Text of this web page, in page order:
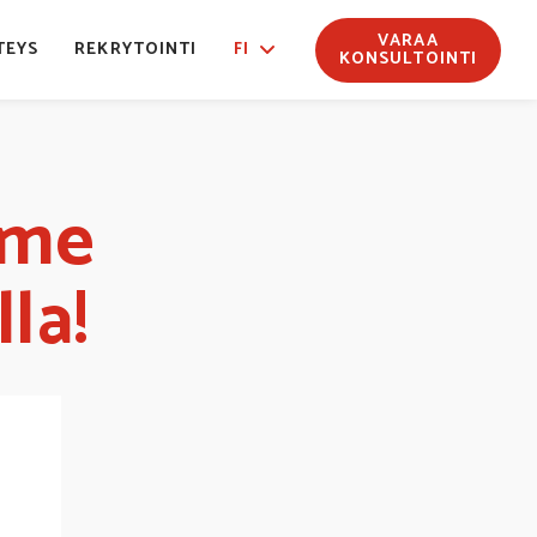
REKRYTOINTI FI VARAA
KONSULTOINTI